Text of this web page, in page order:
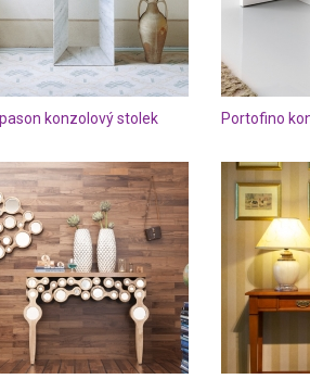
konzolový stolek Portofino